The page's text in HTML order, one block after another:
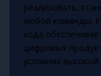
реализовать,
любой команды.
кода
цифровых
условиях